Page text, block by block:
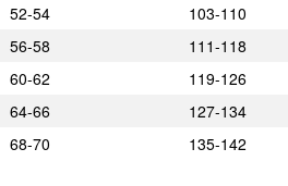
52-54
103-110
56-58
111-118
60-62
119-126
64-66
127-134
68-70 135-142